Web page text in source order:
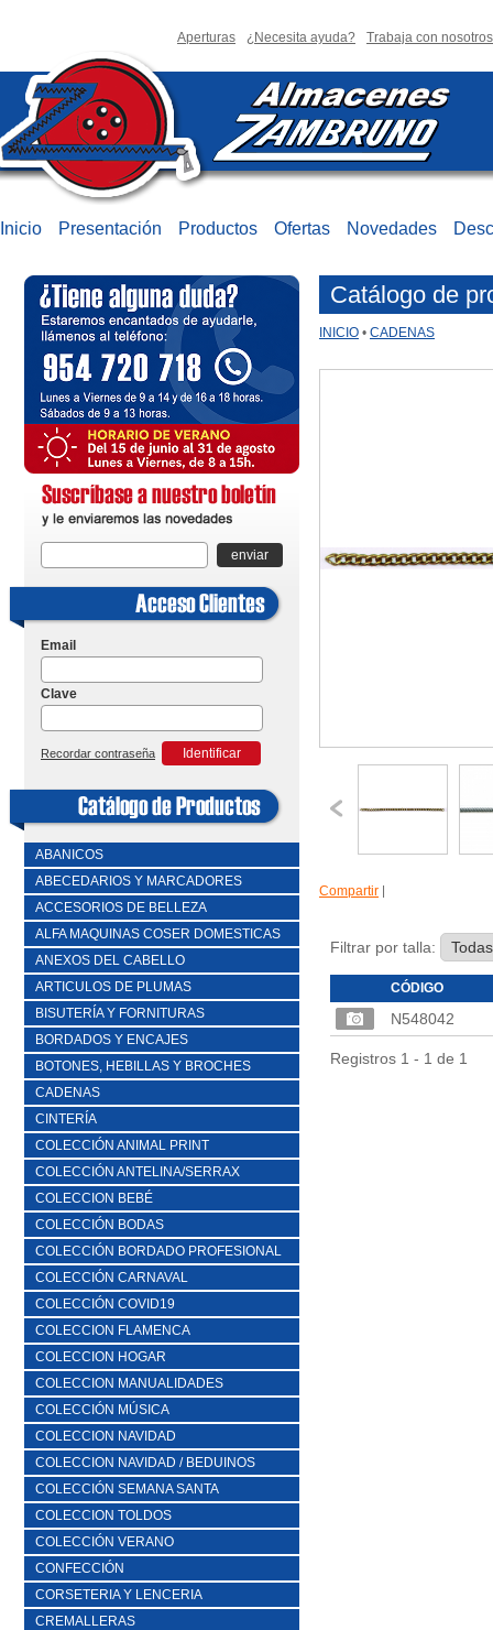
Trabaja con nosotros
¿Necesita ayuda?
Aperturas
Inicio Presentación Productos Ofertas Novedades
enviar
Email
Clave
Recordar contraseña Identificar
ABANICOS
ABECEDARIOS Y MARCADORES
ACCESORIOS DE BELLEZA
ALFA MAQUINAS COSER DOMESTICAS
ANEXOS DEL CABELLO
ARTICULOS DE PLUMAS
BISUTERÍA Y FORNITURAS
BORDADOS Y ENCAJES
BOTONES, HEBILLAS Y BROCHES
CADENAS
CINTERÍA
COLECCIÓN ANIMAL PRINT
COLECCIÓN ANTELINA/SERRAX
COLECCION BEBÉ
COLECCIÓN BODAS
COLECCIÓN BORDADO PROFESIONAL
COLECCIÓN CARNAVAL
COLECCIÓN COVID19
COLECCION FLAMENCA
COLECCION HOGAR
COLECCION MANUALIDADES
COLECCIÓN MÚSICA
COLECCION NAVIDAD
COLECCION NAVIDAD / BEDUINOS
COLECCIÓN SEMANA SANTA
COLECCION TOLDOS
COLECCIÓN VERANO
CONFECCIÓN
CORSETERIA Y LENCERIA
CREMALLERAS
Catálogo de
INICIO • CADENAS
Compartir
Filtrar por talla:
CÓDIGO
N548042
Registros 1 - 1 de 1